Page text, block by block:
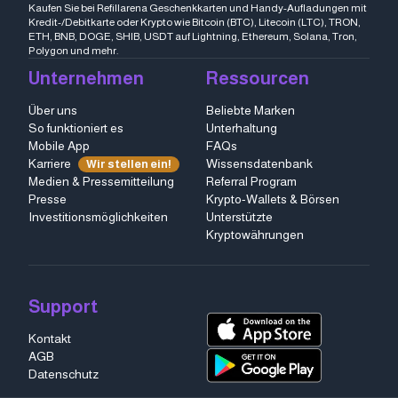
Kaufen Sie bei Refillarena Geschenkkarten und Handy-Aufladungen mit
Kredit-/Debitkarte oder Krypto wie Bitcoin (BTC), Litecoin (LTC), TRON,
ETH, BNB, DOGE, SHIB, USDT auf Lightning, Ethereum, Solana, Tron,
Polygon und mehr.
Unternehmen
Über uns
So funktioniert es
Mobile App
Karriere
Wir stellen ein!
Medien & Pressemitteilung
Presse
Investitionsmöglichkeiten
Ressourcen
Beliebte Marken
Unterhaltung
FAQs
Wissensdatenbank
Referral Program
Krypto-Wallets & Börsen
Unterstützte
Kryptowährungen
Support
Kontakt
AGB
Datenschutz